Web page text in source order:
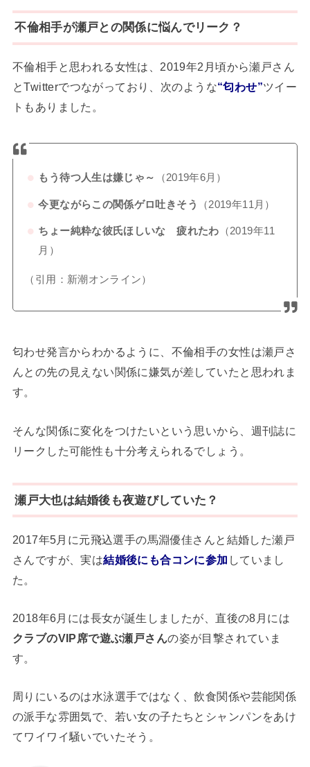
不倫相手が瀬戸との関係に悩んでリーク？
不倫相手と思われる女性は、2019年2月頃から瀬戸さん
とTwitterでつながっており、次のような“匂わせ”ツイー
トもありました。
もう待つ人生は嫌じゃ～ （2019年6月）
今更ながらこの関係ゲロ吐きそう （2019年11月）
ちょー純粋な彼氏ほしいな 疲れたわ （2019年11
月）
（引用：新潮オンライン）
匂わせ発言からわかるように、不倫相手の女性は瀬戸さ
んとの先の見えない関係に嫌気が差していたと思われま
す。
そんな関係に変化をつけたいという思いから、週刊誌に
リークした可能性も十分考えられるでしょう。
瀬戸大也は結婚後も夜遊びしていた？
2017年5月に元飛込選手の馬淵優佳さんと結婚した瀬戸
さんですが、実は結婚後にも合コンに参加 していまし
た。
2018年6月には長女が誕生しましたが、直後の8月には
クラブのVIP席で遊ぶ瀬戸さんの姿が目撃されていま
す。
周りにいるのは水泳選手ではなく、飲食関係や芸能関係
の派手な雰囲気で、若い女の子たちとシャンパンをあけ
てワイワイ騒いでいたそう。